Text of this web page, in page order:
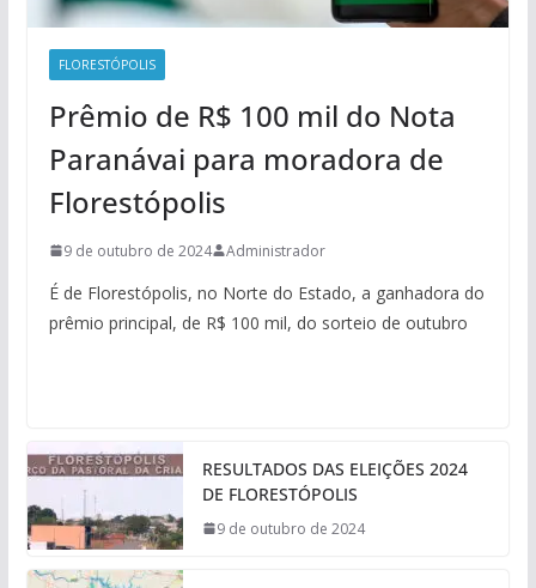
FLORESTÓPOLIS
Prêmio de R$ 100 mil do Nota
Paranávai para moradora de
Florestópolis
9 de outubro de 2024 Administrador
É de Florestópolis, no Norte do Estado, a ganhadora do
prêmio principal, de R$ 100 mil, do sorteio de outubro
RESULTADOS DAS ELEIÇÕES 2024
DE FLORESTÓPOLIS
9 de outubro de 2024